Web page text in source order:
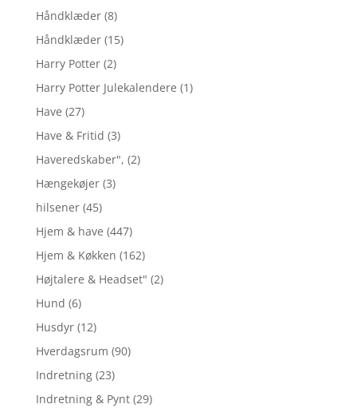
Håndklæder (8)
Håndklæder (15)
Harry Potter (2)
Harry Potter Julekalendere (1)
Have (27)
Have & Fritid (3)
Haveredskaber", (2)
Hængekøjer (3)
hilsener (45)
Hjem & have (447)
Hjem & Køkken (162)
Højtalere & Headset" (2)
Hund (6)
Husdyr (12)
Hverdagsrum (90)
Indretning (23)
Indretning & Pynt (29)